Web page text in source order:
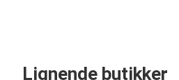
Lignende butikker